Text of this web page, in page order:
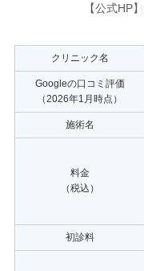
【公式HP】
クリニック名
Googleの口コミ評価
（2026年1月時点）
施術名
料金
（税込）
初診料